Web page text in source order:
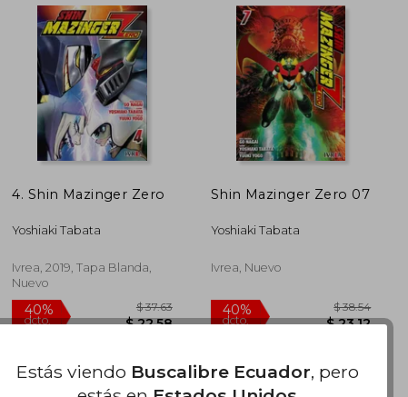
$ 14.73
4. Shin Mazinger Zero
Yoshiaki Tabata
Ivrea, 2019, Tapa Blanda,
Nuevo
Shin Mazinger Zero 07
Yoshiaki Tabata
Ivrea, Nuevo
Estás viendo Buscalibre Ecuador, pero